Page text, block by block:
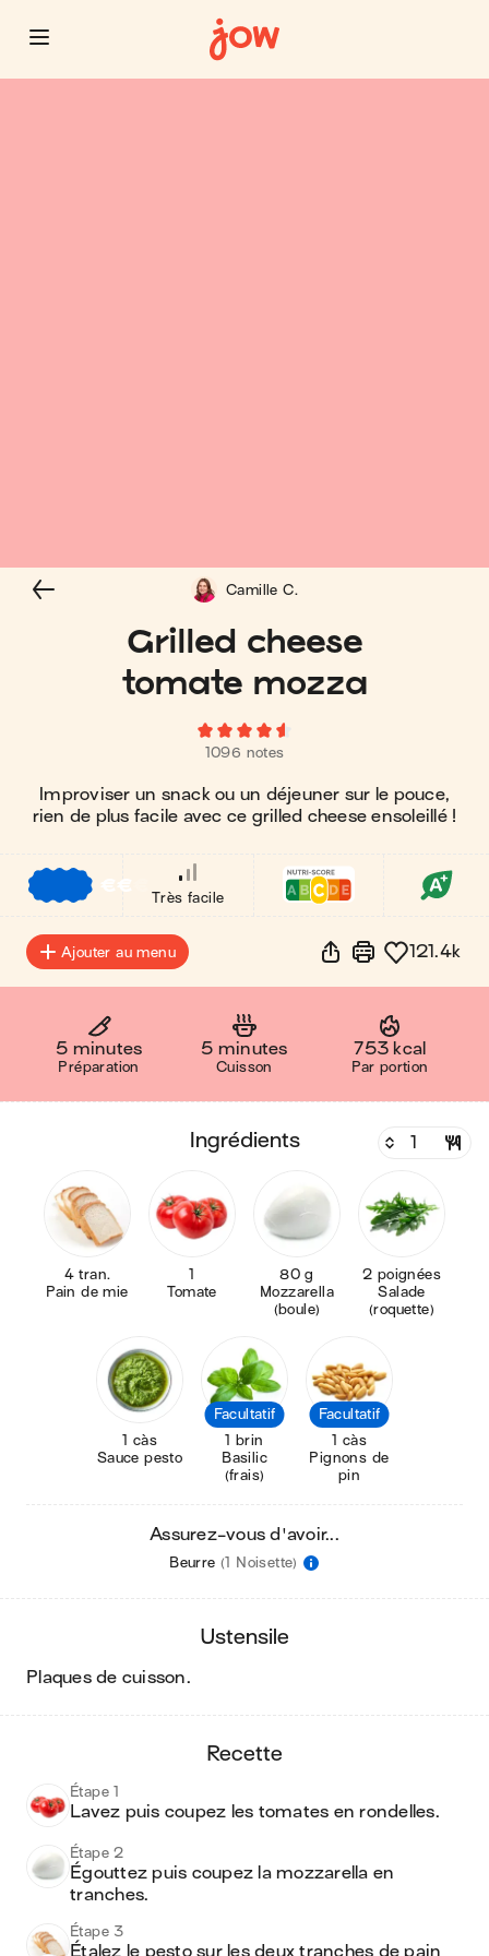
Grilled cheese
tomate mozza
1096 notes
Improviser un snack ou un déjeuner sur le pouce,
rien de plus facile avec ce grilled cheese ensoleillé !
Camille C.
€€
Très facile
Ajouter au menu 121.4k
5 minutes
Préparation
5 minutes
Cuisson
753 kcal
Par portion
ingrédients
4 tran.
Pain de mie
1
Tomate
80 g
Mozzarella
(boule)
2 poignées
Salade
(roquette)
1 càs
Sauce pesto
Facultatif
1 brin
Basilic
(frais)
Facultatif
1 càs
Pignons de
pin
Assurez-vous d'avoir...
Beurre (1 Noisette)
ustensile
plaques de cuisson.
recette
Étape 1
Lavez puis coupez les tomates en rondelles.
Étape 2
Égouttez puis coupez la mozzarella en
tranches.
Étape 3
Étalez le pesto sur les deux tranches de pain